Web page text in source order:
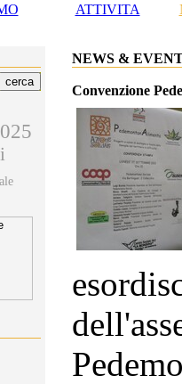
ATTIVITA
NEWS &
Convenzione